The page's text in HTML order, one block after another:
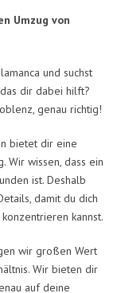
Umzug von
und suchst
dir dabei hilft?
genau richtig!
bietet dir eine
Wir wissen, dass ein
ist. Deshalb
damit du dich
kannst.
wir großen Wert
Wir bieten dir
auf deine